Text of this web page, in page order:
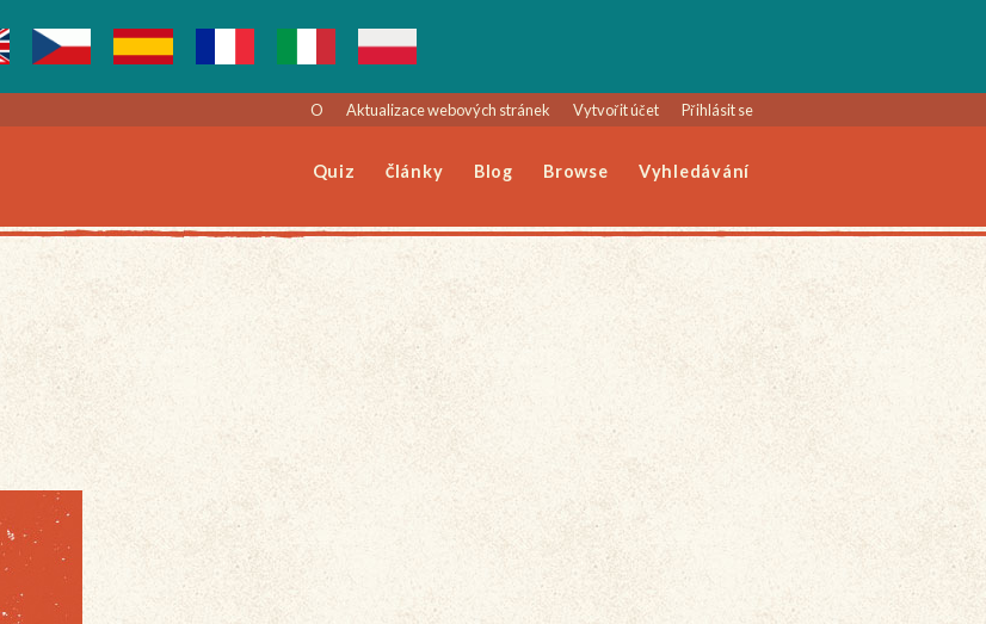
O Aktualizace webových stránek Vytvořit účet Přihlásit se
Quiz Články Blog Browse Vyhledávání